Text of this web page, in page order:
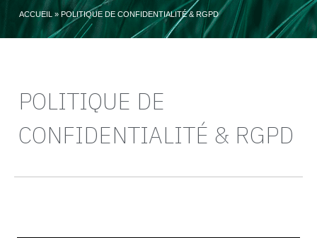
ACCUEIL » POLITIQUE DE CONFIDENTIALITÉ & RGPD
POLITIQUE DE
CONFIDENTIALITÉ & RGPD